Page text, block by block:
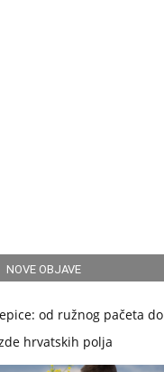
NOVE OBJAVE
od ružnog pačeta do
hrvatskih polja